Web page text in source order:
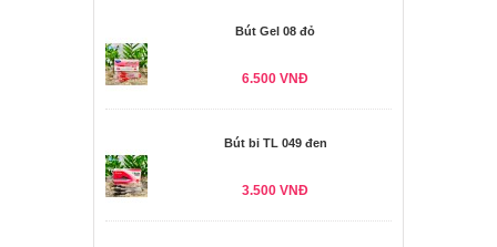
Bút Gel 08 đỏ
6.500 VNĐ
Bút bi TL 049 đen
3.500 VNĐ